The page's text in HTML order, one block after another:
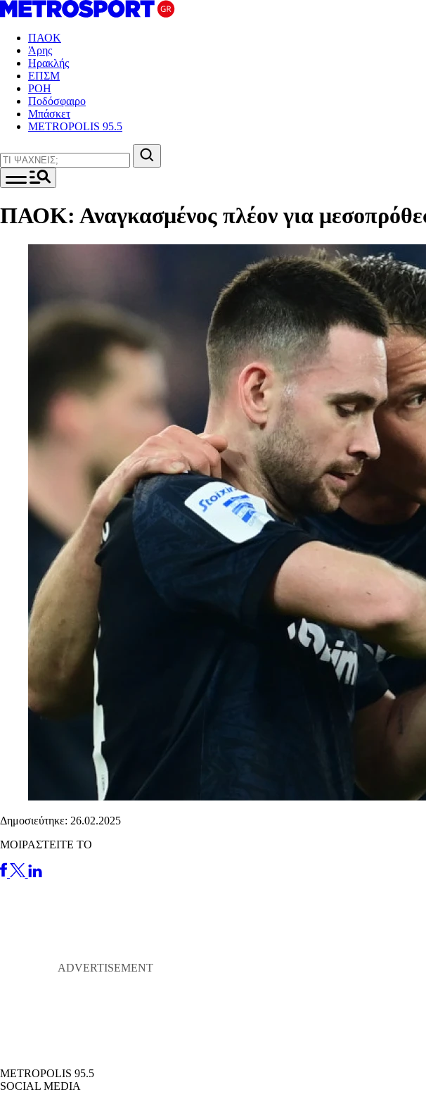
ΠΑΟΚ
Άρης
Ηρακλής
ΕΠΣΜ
ΡΟΗ
Ποδόσφαιρο
Μπάσκετ
METROPOLIS 95.5
ΠΑΟΚ: Αναγκασμένος πλέον για
Δημοσιεύτηκε: 26.02.2025
ΜΟΙΡΑΣΤΕΙΤΕ ΤΟ
METROPOLIS 95.5
SOCIAL MEDIA